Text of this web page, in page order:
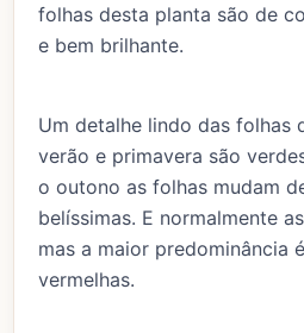
folhas desta planta são de
e bem brilhante.
Um detalhe lindo das folhas
verão e primavera são
o outono as folhas mudam
belíssimas. E normalmente
mas a maior predominância
vermelhas.